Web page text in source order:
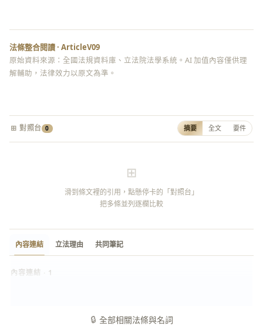
法條整合閱讀 · ArticleV09
原始資料來源：全國法規資料庫、立法院法學系統。AI 加值內容僅供理
解輔助，法律效力以原文為準。
⊞ 對照台 0 摘要 全文 要件
⊞
滑到條文裡的引用，點懸停卡的「對照台」
把多條並列逐欄比較
內容連結 立法理由 共同筆記
內容連結 · 1
🔒 全部相關法條與名詞